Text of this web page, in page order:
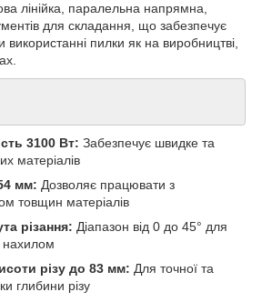
лінійка, паралельна напрямна,
для складання, що забезпечує
використанні пилки як на виробництві,
3100 Вт: Забезпечує швидке та
матеріалів
мм: Дозволяє працювати з
товщин матеріалів
різання: Діапазон від 0 до 45° для
нахилом
різу до 83 мм: Для точної та
глибини різу